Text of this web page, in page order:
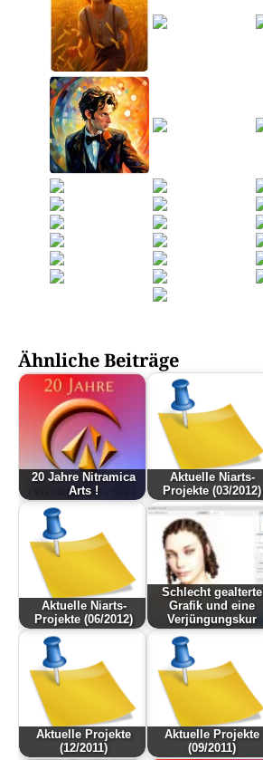
Ähnliche Beiträge
20 Jahre Nitramica
Arts !
Aktuelle Niarts-
Projekte (03/2012)
Aktuelle Niarts-
Projekte (06/2012)
Schlecht gealterte
Grafik und eine
Verjüngungskur
Aktuelle Projekte
(12/2011)
Aktuelle Projekte
(09/2011)